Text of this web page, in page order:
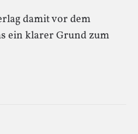
damit vor dem
ein klarer Grund zum